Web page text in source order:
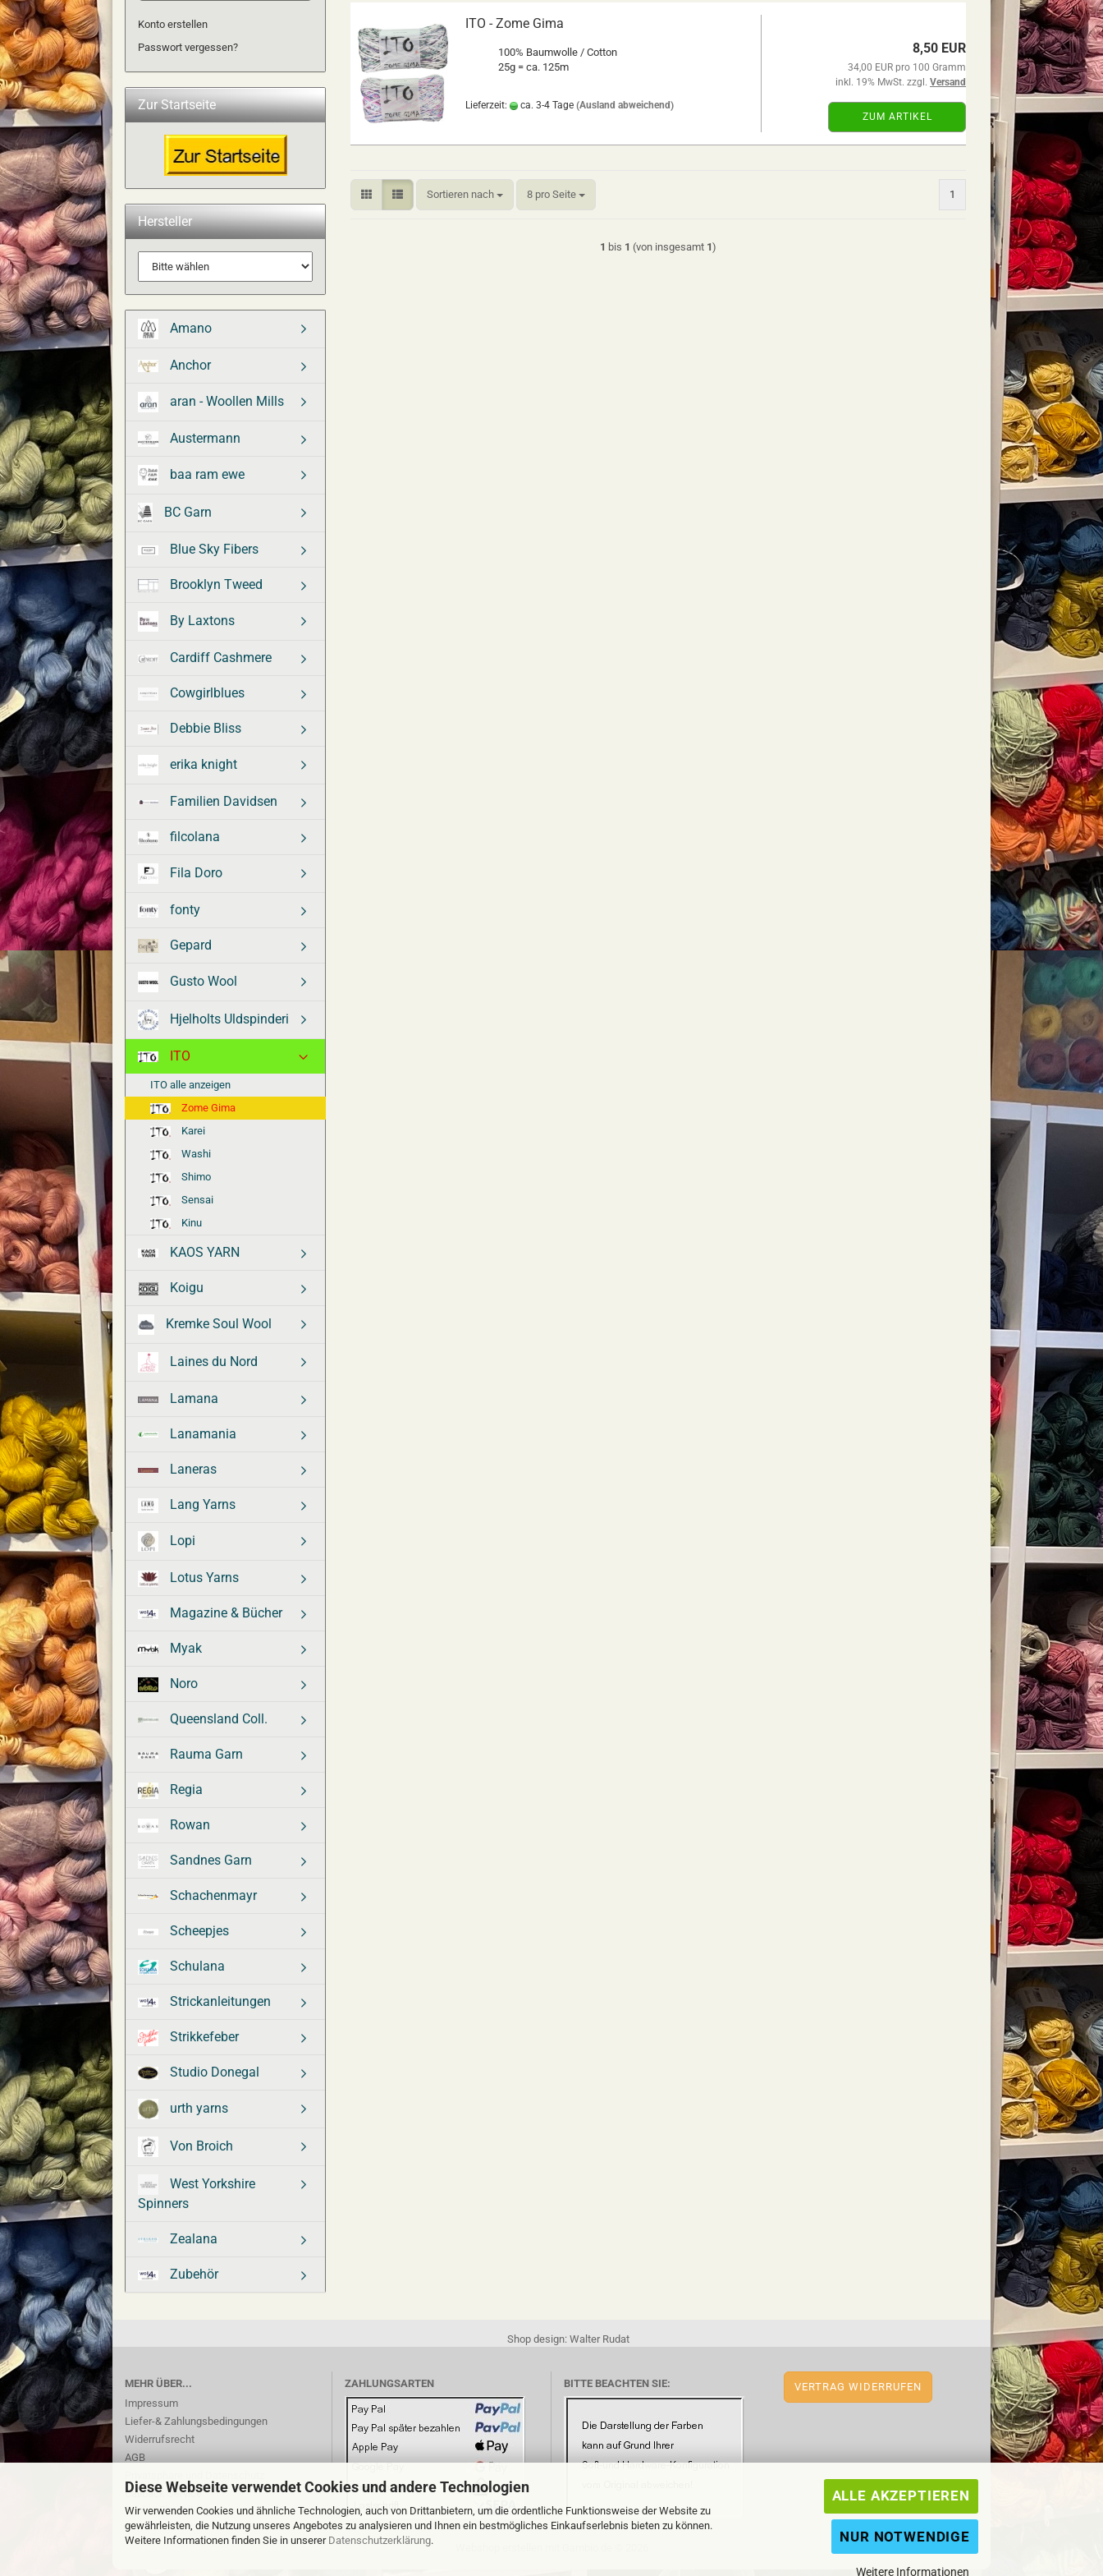
Diese Webseite verwendet Cookies und andere Technologien
Wir verwenden Cookies und ähnliche Technologien, auch von Drittanbietern, um die ordentliche Funktionsweise der Website zu
gewährleisten, die Nutzung unseres Angebotes zu analysieren und Ihnen ein bestmögliches Einkaufserlebnis bieten zu können.
Weitere Informationen finden Sie in unserer Datenschutzerklärung.
ALLE AKZEPTIEREN
NUR NOTWENDIGE
Weitere Informationen
ITO - Zome Gima
100% Baumwolle / Cotton
25g = ca. 125m
Lieferzeit: ca. 3-4 Tage (Ausland abweichend)
8,50 EUR
34,00 EUR pro 100 Gramm
inkl. 19% MwSt. zzgl. Versand
ZUM ARTIKEL
Sortieren nach
Sortieren nach 8 pro Seite
pro Seite 1
1 bis 1 (von insgesamt 1)
Konto erstellen
Passwort vergessen?
Zur Startseite
Hersteller
Amano
Anchor
aran - Woollen Mills
Austermann
baa ram ewe
BC Garn
Blue Sky Fibers
Brooklyn Tweed
By Laxtons
Cardiff Cashmere
Cowgirlblues
Debbie Bliss
erika knight
Familien Davidsen
filcolana
Fila Doro
fonty
Gepard
Gusto Wool
Hjelholts Uldspinderi
ITO
ITO alle anzeigen
Zome Gima
Karei
Washi
Shimo
Sensai
Kinu
KAOS YARN
Koigu
Kremke Soul Wool
Laines du Nord
Lamana
Lanamania
Laneras
Lang Yarns
Lopi
Lotus Yarns
Magazine & Bücher
Myak
Noro
Queensland Coll.
Rauma Garn
Regia
Rowan
Sandnes Garn
Schachenmayr
Scheepjes
Schulana
Strickanleitungen
Strikkefeber
Studio Donegal
urth yarns
Von Broich
West Yorkshire
Spinners
Zealana
Zubehör
Shop design: Walter Rudat
MEHR ÜBER...
Impressum
Liefer-& Zahlungsbedingungen
Widerrufsrecht
AGB
Callback Service
Cookie Einstellungen
ZAHLUNGSARTEN BITTE BEACHTEN SIE: VERTRAG WIDERRUFEN